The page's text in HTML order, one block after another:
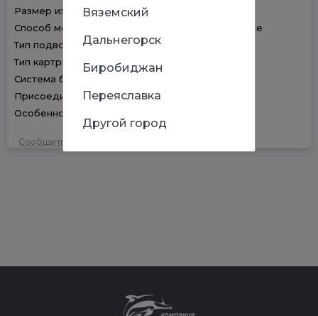
Размер излива: Средний
Способ монтажа: На одно отверстие, На шпильке
Тип подводки: Гибкая подводка
Тип картриджа: Керамическая кран-букса
Система быстрого монтажа: Есть
Присоединительный размер: 1/2
Особенности: С аэратором
Сообщить об ошибке
Вяземский
Дальнегорск
Биробиджан
Переяславка
Другой город